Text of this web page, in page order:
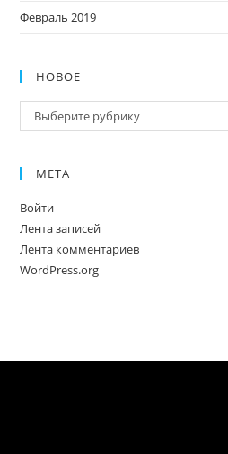
Февраль 2019
НОВОЕ
Новое
Выберите рубрику
МЕТА
Войти
Лента записей
Лента комментариев
WordPress.org